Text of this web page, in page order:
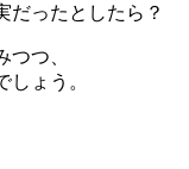
だったとしたら？
つ、
ょう。